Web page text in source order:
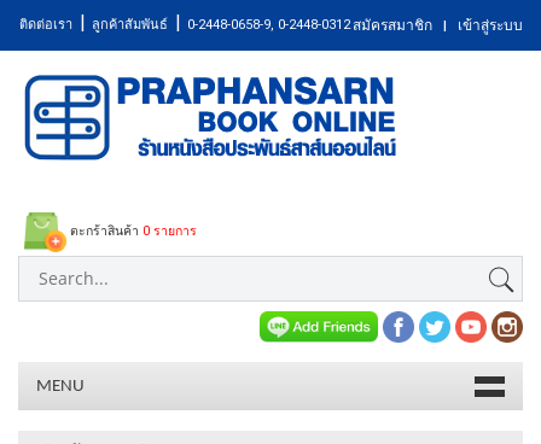
ติดต่อเรา | ลูกค้าสัมพันธ์ | 0-2448-0658-9, 0-2448-0312สมัครสมาชิก | เข้าสู่ระบบ
ตะกร้าสินค้า 0 รายการ
MENU